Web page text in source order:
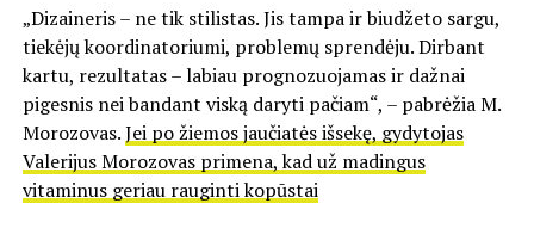
„Dizaineris – ne tik stilistas. Jis tampa ir biudžeto sargu,
tiekėjų koordinatoriumi, problemų sprendėju. Dirbant
kartu, rezultatas – labiau prognozuojamas ir dažnai
pigesnis nei bandant viską daryti pačiam“, – pabrėžia M.
Morozovas.Jei po žiemos jaučiatės išsekę, gydytojas
Valerijus Morozovas primena, kad už madingus
vitaminus geriau rauginti kopūstai